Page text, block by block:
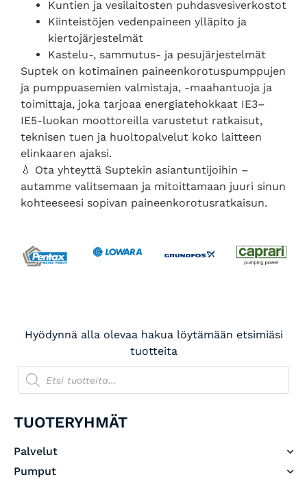
Kuntien ja vesilaitosten puhdasvesiverkostot
Kiinteistöjen vedenpaineen ylläpito ja
kiertojärjestelmät
Kastelu-, sammutus- ja pesujärjestelmät
Suptek on kotimainen paineenkorotuspumppujen
ja pumppuasemien valmistaja, -maahantuoja ja
toimittaja, joka tarjoaa energiatehokkaat IE3–
IE5-luokan moottoreilla varustetut ratkaisut,
teknisen tuen ja huoltopalvelut koko laitteen
elinkaaren ajaksi.
💧 Ota yhteyttä Suptekin asiantuntijoihin –
autamme valitsemaan ja mitoittamaan juuri sinun
kohteeseesi sopivan paineenkorotusratkaisun.
Hyödynnä alla olevaa hakua löytämään etsimiäsi
tuotteita
TUOTERYHMÄT
Palvelut
Pumput